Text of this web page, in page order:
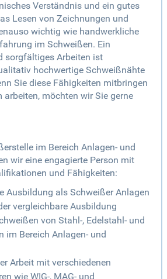
Verständnis und ein gutes
Lesen von Zeichnungen und
wichtig wie handwerkliche
im Schweißen. Ein
sorgfältiges Arbeiten ist
hochwertige Schweißnähte
Sie diese Fähigkeiten mitbringen
arbeiten, möchten wir Sie gerne
im Bereich Anlagen- und
wir eine engagierte Person mit
und Fähigkeiten:
Ausbildung als Schweißer Anlagen
vergleichbare Ausbildung
von Stahl-, Edelstahl- und
im Bereich Anlagen- und
Arbeit mit verschiedenen
wie WIG-, MAG- und